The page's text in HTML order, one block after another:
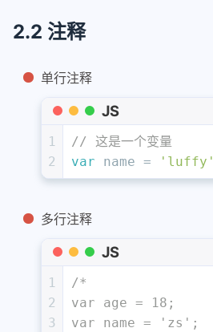
2.2 注释
单行注释
JS
1
2
// 这是一个变量
var name = 'luffy'
多行注释
JS
1
2
3
/*
var age = 18;
var name = 'zs';